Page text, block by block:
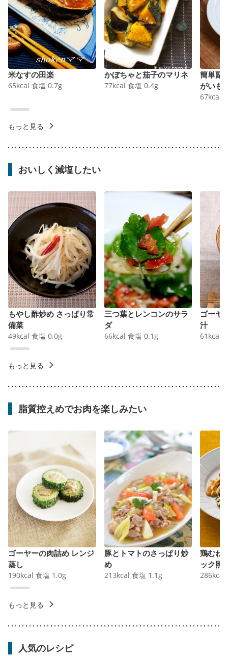
米なすの田楽
65kcal 食塩 0.7g
かぼちゃと茄子のマリネ
77kcal 食塩 0.4g
簡単副
がいも
67kcal
もっと見る
おいしく減塩したい
もやし酢炒め さっぱり常
備菜
49kcal 食塩 0.0g
三つ葉とレンコンのサラ
ダ
66kcal 食塩 0.1 g
ゴーヤ
汁
61 kcal
もっと見る
脂質控えめでお肉を楽しみたい
ゴーヤーの肉詰め レンジ
蒸し
190kcal 食塩 1.0g
豚とトマトのさっぱり炒
め
213kcal 食塩 1.1 g
鶏むね
ック照
286kcal
もっと見る
人気のレシピ